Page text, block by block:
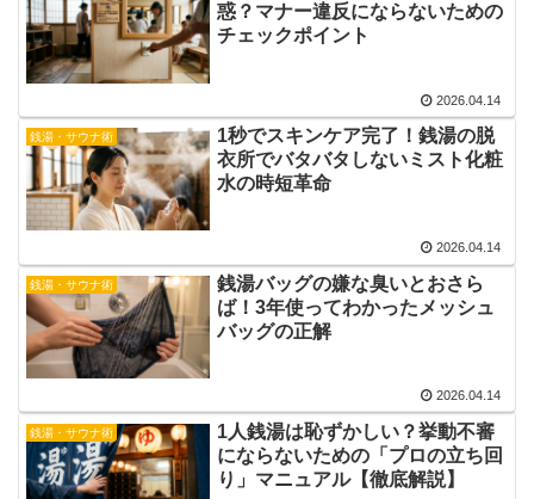
惑？マナー違反にならないための
チェックポイント
2026.04.14
銭湯・サウナ術
1秒でスキンケア完了！銭湯の脱
衣所でバタバタしないミスト化粧
水の時短革命
2026.04.14
銭湯・サウナ術
銭湯バッグの嫌な臭いとおさら
ば！3年使ってわかったメッシュ
バッグの正解
2026.04.14
銭湯・サウナ術
1人銭湯は恥ずかしい？挙動不審
にならないための「プロの立ち回
り」マニュアル【徹底解説】